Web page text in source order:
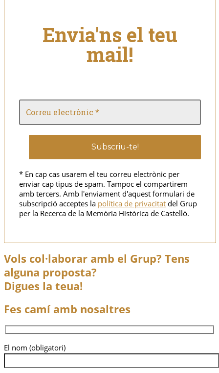
Envia'ns el teu
mail!
* En cap cas usarem el teu correu electrònic per
enviar cap tipus de spam. Tampoc el compartirem
amb tercers. Amb l'enviament d'aquest formulari de
subscripció acceptes la política de privacitat del Grup
per la Recerca de la Memòria Històrica de Castelló.
Vols col·laborar amb el Grup? Tens
alguna proposta?
Digues la teua!
Fes camí amb nosaltres
El nom (obligatori)